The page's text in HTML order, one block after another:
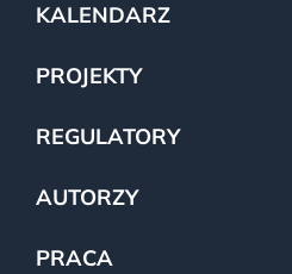
KALENDARZ
PROJEKTY
REGULATORY
AUTORZY
PRACA